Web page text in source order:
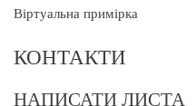
Віртуальна примірка
КОНТАКТИ
НАПИСАТИ ЛИСТА